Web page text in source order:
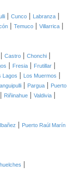
| Cunco | Labranza |
| Temuco | Villarrica |
| Castro | Chonchi |
| Fresia | Frutillar |
Lagos | Los Muermos |
| Pargua | Puerto
| Riñinahue | Valdivia |
| Puerto Raúl Marín
|